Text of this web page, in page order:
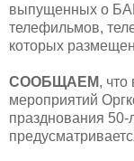
выпущенных о
телефильмов,
которых
СООБЩАЕМ, что
мероприятий
празднования 50-